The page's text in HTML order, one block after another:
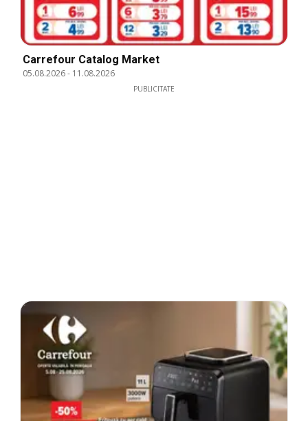
Carrefour Catalog Market
05.08.2026- 11.08.2026
PUBLICITATE